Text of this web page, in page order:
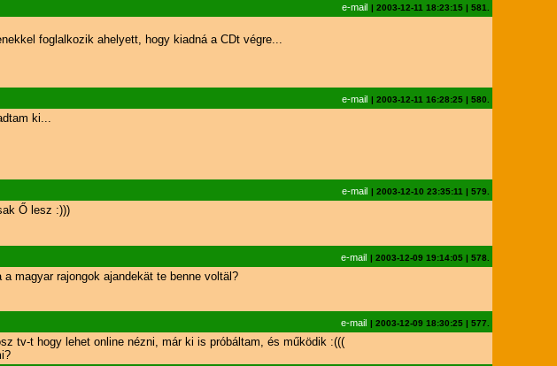
e-mail | 2003-12-11 18:23:15| 581.
foglalkozik ahelyett, hogy kiadná a CDt végre...
e-mail | 2003-12-11 16:28:25| 580.
ki...
e-mail | 2003-12-10 23:35:11 | 579.
Ő lesz :)))
e-mail | 2003-12-09 19:14:05| 578.
magyar rajongok ajandekät te benne voltäl?
e-mail | 2003-12-09 18:30:25| 577.
tv-t hogy lehet online nézni, már ki is próbáltam, és működik :(((